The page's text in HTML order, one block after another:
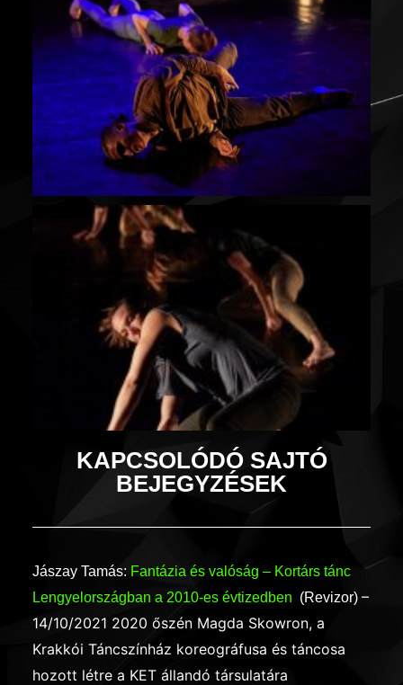
KAPCSOLÓDÓ SAJTÓ
BEJEGYZÉSEK
Jászay Tamás: Fantázia és valóság – Kortárs tánc
Lengyelországban a 2010-es évtizedben (Revizor) –
14/10/2021 2020 őszén Magda Skowron, a
Krakkói Táncszínház koreográfusa és táncosa
hozott létre a KET állandó társulatára